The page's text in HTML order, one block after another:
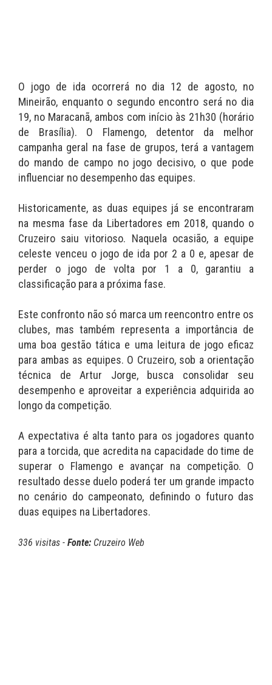
O jogo de ida ocorrerá no dia 12 de agosto, no
Mineirão, enquanto o segundo encontro será no dia
19, no Maracanã, ambos com início às 21h30 (horário
de Brasília). O Flamengo, detentor da melhor
campanha geral na fase de grupos, terá a vantagem
do mando de campo no jogo decisivo, o que pode
influenciar no desempenho das equipes.
Historicamente, as duas equipes já se encontraram
na mesma fase da Libertadores em 2018, quando o
Cruzeiro saiu vitorioso. Naquela ocasião, a equipe
celeste venceu o jogo de ida por 2 a 0 e, apesar de
perder o jogo de volta por 1 a 0, garantiu a
classificação para a próxima fase.
Este confronto não só marca um reencontro entre os
clubes, mas também representa a importância de
uma boa gestão tática e uma leitura de jogo eficaz
para ambas as equipes. O Cruzeiro, sob a orientação
técnica de Artur Jorge, busca consolidar seu
desempenho e aproveitar a experiência adquirida ao
longo da competição.
A expectativa é alta tanto para os jogadores quanto
para a torcida, que acredita na capacidade do time de
superar o Flamengo e avançar na competição. O
resultado desse duelo poderá ter um grande impacto
no cenário do campeonato, definindo o futuro das
duas equipes na Libertadores.
336 visitas - Fonte: Cruzeiro Web